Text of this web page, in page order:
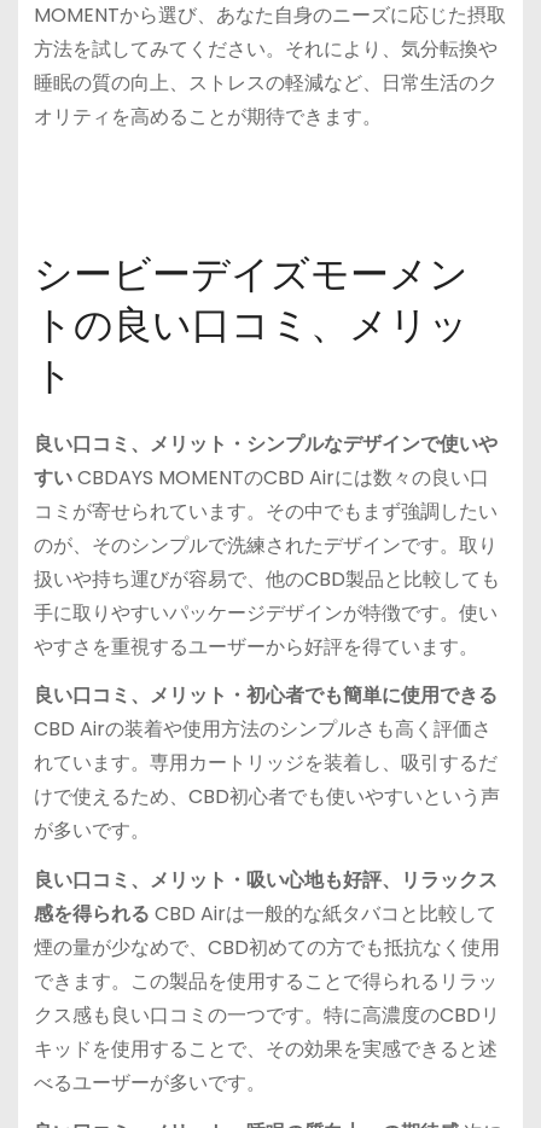
MOMENTから選び、あなた自身のニーズに応じた摂取
方法を試してみてください。それにより、気分転換や
睡眠の質の向上、ストレスの軽減など、日常生活のク
オリティを高めることが期待できます。
シービーデイズモーメン
トの良い口コミ、メリッ
ト
良い口コミ、メリット・シンプルなデザインで使いや
すいCBDAYS MOMENTのCBD Airには数々の良い口
コミが寄せられています。その中でもまず強調したい
のが、そのシンプルで洗練されたデザインです。取り
扱いや持ち運びが容易で、他のCBD製品と比較しても
手に取りやすいパッケージデザインが特徴です。使い
やすさを重視するユーザーから好評を得ています。
良い口コミ、メリット・初心者でも簡単に使用できる
CBD Airの装着や使用方法のシンプルさも高く評価さ
れています。専用カートリッジを装着し、吸引するだ
けで使えるため、CBD初心者でも使いやすいという声
が多いです。
良い口コミ、メリット・吸い心地も好評、リラックス
感を得られる CBD Airは一般的な紙タバコと比較して
煙の量が少なめで、CBD初めての方でも抵抗なく使用
できます。この製品を使用することで得られるリラッ
クス感も良い口コミの一つです。特に高濃度のCBDリ
キッドを使用することで、その効果を実感できると述
べるユーザーが多いです。